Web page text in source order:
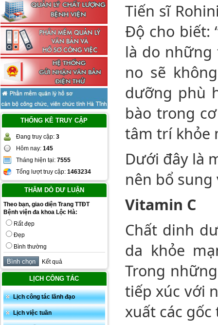
THỐNG KÊ TRUY CẬP
Đang truy cập: 3
Hôm nay: 145
Tháng hiện tại: 7555
Tổng lượt truy cập: 1463234
THĂM DÒ DƯ LUẬN
Theo bạn, giao diện Trang TTĐT
Bệnh viện đa khoa Lộc Hà:
Rất đẹp
Đẹp
Bình thường
Kết quả
LỊCH CÔNG TÁC
Lịch công tác lãnh đạo
Lịch việc tuần
Tiến sĩ
Độ cho biết:
là do những
no sẽ
dưỡng phù
bào trong
tâm trí khỏe
Dưới đây là
nên bổ
Vitamin C
Chất dinh
da khỏe
Trong
tiếp xúc với
xuất các